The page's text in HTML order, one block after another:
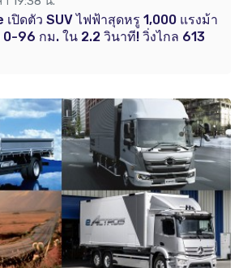
ปิดตัว SUV ไฟฟ้าสุดหรู 1,000 แรงม้า
0-96 กม. ใน 2.2 วินาที! วิ่งไกล 613